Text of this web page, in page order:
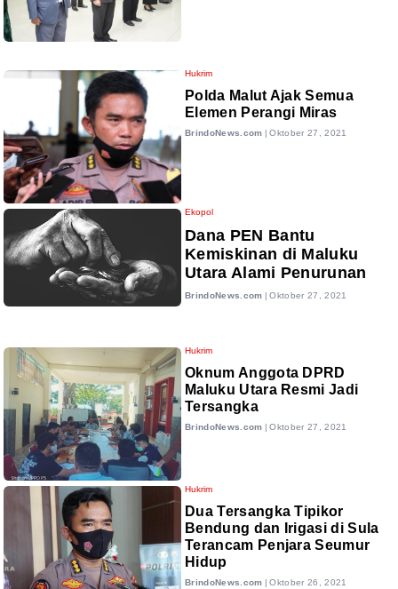
Hukrim
Polda Malut Ajak Semua
Elemen Perangi Miras
BrindoNews.com | Oktober 27, 2021
Ekopol
Dana PEN Bantu
Kemiskinan di Maluku
Utara Alami Penurunan
BrindoNews.com | Oktober 27, 2021
Hukrim
Oknum Anggota DPRD
Maluku Utara Resmi Jadi
Tersangka
BrindoNews.com | Oktober 27, 2021
Hukrim
Dua Tersangka Tipikor
Bendung dan Irigasi di Sula
Terancam Penjara Seumur
Hidup
BrindoNews.com | Oktober 26, 2021